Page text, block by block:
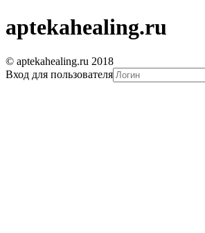
aptekahealing.ru
© aptekahealing.ru 2018
Вход для пользователя